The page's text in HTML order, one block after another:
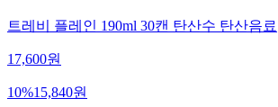
트레비 플레인 190ml 30캔 탄산수 탄산음료
17,600원
10%15,840원